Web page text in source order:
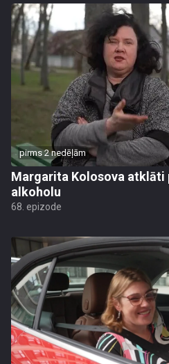
pirms 2 nedēļām
Margarita Kolosova atklāti
alkoholu
68. epizode